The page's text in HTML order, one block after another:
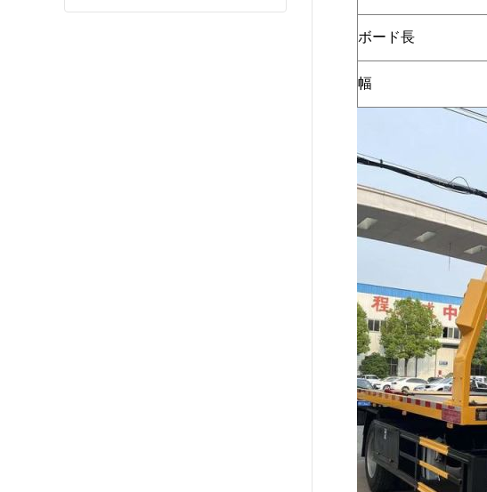
ボード長
幅